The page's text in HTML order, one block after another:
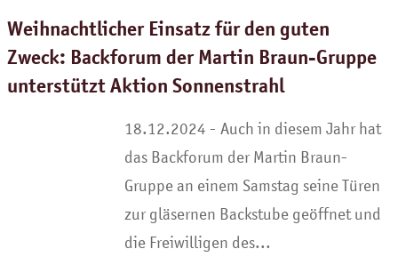
Weihnachtlicher Einsatz für den guten
Zweck: Backforum der Martin Braun-Gruppe
unterstützt Aktion Sonnenstrahl
Auch in diesem Jahr hat
das Backforum der Martin Braun-
Gruppe an einem Samstag seine Türen
zur gläsernen Backstube geöffnet und
die Freiwilligen des...